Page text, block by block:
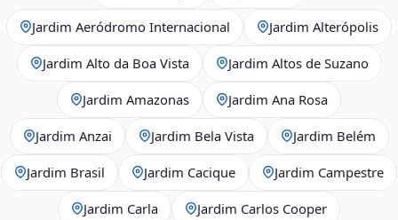
Jardim Aeródromo Internacional Jardim Alterópolis
Jardim Alto da Boa Vista Jardim Altos de Suzano
Jardim Amazonas Jardim Ana Rosa
Jardim Anzai Jardim Bela Vista Jardim Belém
Jardim Brasil Jardim Cacique Jardim Campestre
Jardim Carla Jardim Carlos Cooper